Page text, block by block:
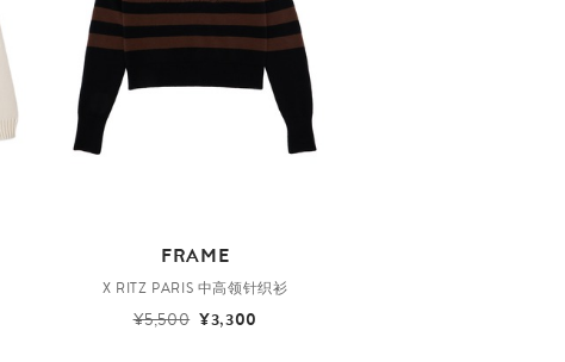
FRAME
X RITZ PARIS 中高领针织衫
¥5,500 ¥3,300